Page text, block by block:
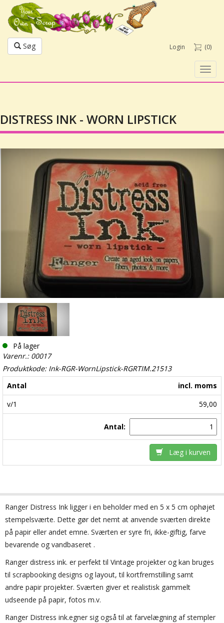
Søg Login (0)
DISTRESS INK - WORN LIPSTICK
På lager
Varenr.: 00017
Produktkode: Ink-RGR-WornLipstick-RGRTIM.21513
Antal
incl. moms
v/1
59,00
Antal:
Læg i kurven
Ranger Distress Ink ligger i en beholder med en 5 x 5 cm ophøjet
stempelsværte. Dette gør det nemt at anvende sværten direkte
på papir eller andet emne. Sværten er syre fri, ikke-giftig, farve
bevarende og vandbaseret .
Ranger distress ink. er perfekt til Vintage projekter og kan bruges
til scrapbooking designs og layout, til kortfremstilling samt
andre papir projekter. Sværten giver et realistisk gammelt
udseende på papir, fotos m.v.
Ranger Distress ink.egner sig også til at farvelægning af stempler